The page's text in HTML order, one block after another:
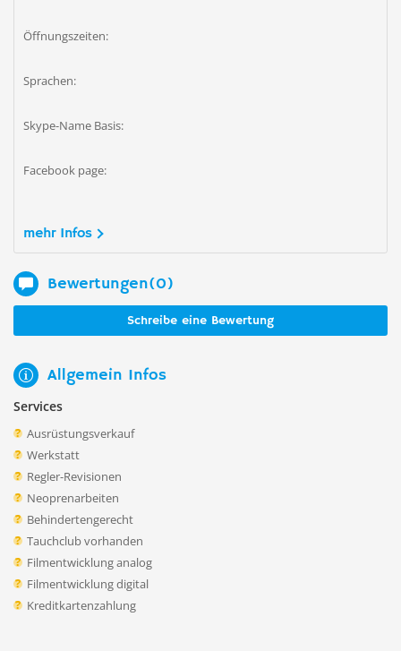
Öffnungszeiten:
Sprachen:
Skype-Name Basis:
Facebook page:
mehr Infos
Bewertungen(0)
Schreibe eine Bewertung
Allgemein Infos
Services
Ausrüstungsverkauf
Werkstatt
Regler-Revisionen
Neoprenarbeiten
Behindertengerecht
Tauchclub vorhanden
Filmentwicklung analog
Filmentwicklung digital
Kreditkartenzahlung